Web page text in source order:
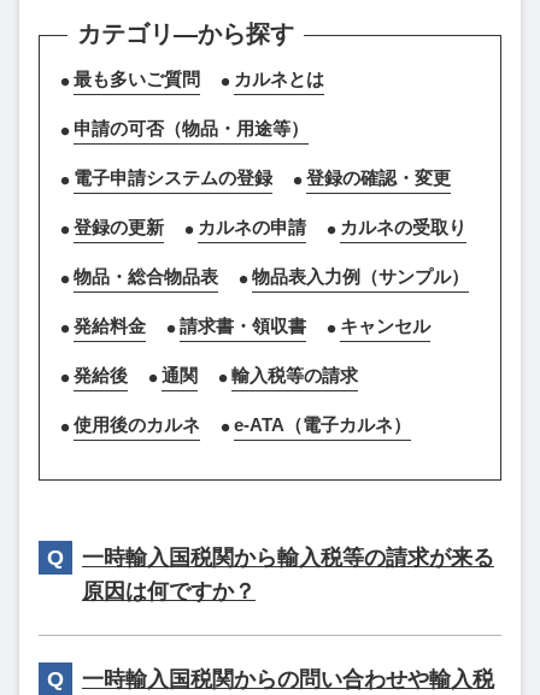
カテゴリ―から探す
最も多いご質問 カルネとは
申請の可否（物品・用途等）
電子申請システムの登録 登録の確認・変更
登録の更新 カルネの申請 カルネの受取り
物品・総合物品表 物品表入力例（サンプル）
発給料金 請求書・領収書 キャンセル
発給後 通関 輸入税等の請求
使用後のカルネ e-ATA（電子カルネ）
一時輸入国税関から輸入税等の請求が来る
原因は何ですか？
一時輸入国税関からの問い合わせや輸入税